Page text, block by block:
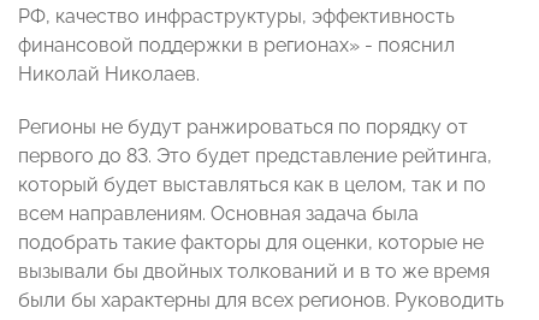
РФ, качество инфраструктуры, эффективность
финансовой поддержки в регионах» - пояснил
Николай Николаев.
Регионы не будут ранжироваться по порядку от
первого до 83. Это будет представление рейтинга,
который будет выставляться как в целом, так и по
всем направлениям. Основная задача была
подобрать такие факторы для оценки, которые не
вызывали бы двойных толкований и в то же время
были бы характерны для всех регионов. Руководить